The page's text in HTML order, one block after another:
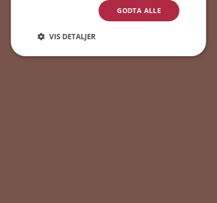
GODTA ALLE
VIS DETALJER